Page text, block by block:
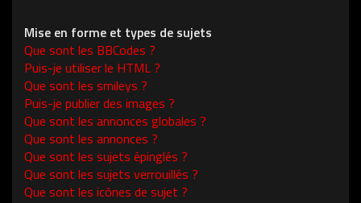
Mise en forme et types de sujets
Que sont les BBCodes ?
Puis-je utiliser le HTML ?
Que sont les smileys ?
Puis-je publier des images ?
Que sont les annonces globales ?
Que sont les annonces ?
Que sont les sujets épinglés ?
Que sont les sujets verrouillés ?
Que sont les icônes de sujet ?